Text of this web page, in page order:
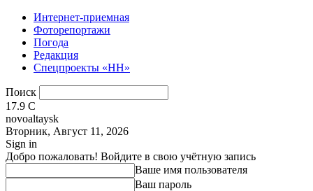
Интернет-приемная
Фоторепортажи
Погода
Редакция
Спецпроекты «НН»
Поиск
17.9 C
novoaltaysk
Вторник, Август 11, 2026
Sign in
Добро пожаловать! Войдите в свою учётную запись
Ваше имя пользователя
Ваш пароль